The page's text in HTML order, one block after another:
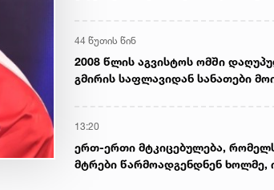
44 წუთის წინ
2008 წლის აგვისტოს ომში
გმირის საფლავიდან სანათები
13:20
ერთ-ერთი მტკიცებულება,
მტრები წარმოადგენდნენ ხოლმე,